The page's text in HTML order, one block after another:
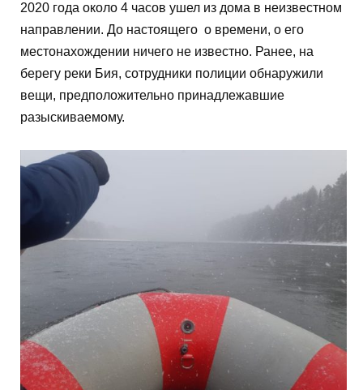
2020 года около 4 часов ушел из дома в неизвестном
направлении. До настоящего о времени, о его
местонахождении ничего не известно. Ранее, на
берегу реки Бия, сотрудники полиции обнаружили
вещи, предположительно принадлежавшие
разыскиваемому.